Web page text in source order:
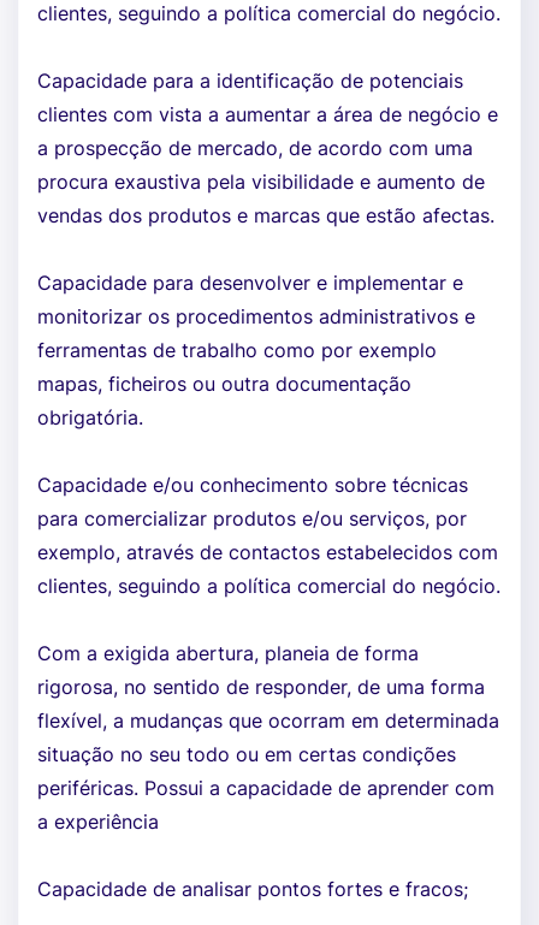
clientes, seguindo a política comercial do negócio.
Capacidade para a identificação de potenciais
clientes com vista a aumentar a área de negócio e
a prospecção de mercado, de acordo com uma
procura exaustiva pela visibilidade e aumento de
vendas dos produtos e marcas que estão afectas.
Capacidade para desenvolver e implementar e
monitorizar os procedimentos administrativos e
ferramentas de trabalho como por exemplo
mapas, ficheiros ou outra documentação
obrigatória.
Capacidade e/ou conhecimento sobre técnicas
para comercializar produtos e/ou serviços, por
exemplo, através de contactos estabelecidos com
clientes, seguindo a política comercial do negócio.
Com a exigida abertura, planeia de forma
rigorosa, no sentido de responder, de uma forma
flexível, a mudanças que ocorram em determinada
situação no seu todo ou em certas condições
periféricas. Possui a capacidade de aprender com
a experiência
Capacidade de analisar pontos fortes e fracos;